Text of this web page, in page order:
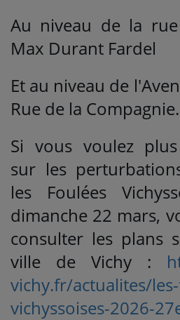
Au niveau de la
Max Durant Fardel
Et au niveau de
Rue de la Compagnie.
Si vous voulez
sur les
les Foulées
dimanche 22 mars,
consulter les plans
ville de Vichy :
vichy.fr/actualites/
vichyssoises-2026-